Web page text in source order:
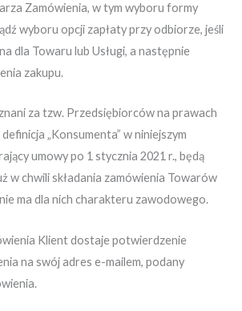
Zamówienia, w tym wyboru formy
wyboru opcji zapłaty przy odbiorze, jeśli
dla Towaru lub Usługi, a następnie
zakupu.
za tzw. Przedsiębiorców na prawach
„Konsumenta” w niniejszym
umowy po 1 stycznia 2021 r., będą
w chwili składania zamówienia Towarów
ma dla nich charakteru zawodowego.
Klient dostaje potwierdzenie
na swój adres e-mailem, podany